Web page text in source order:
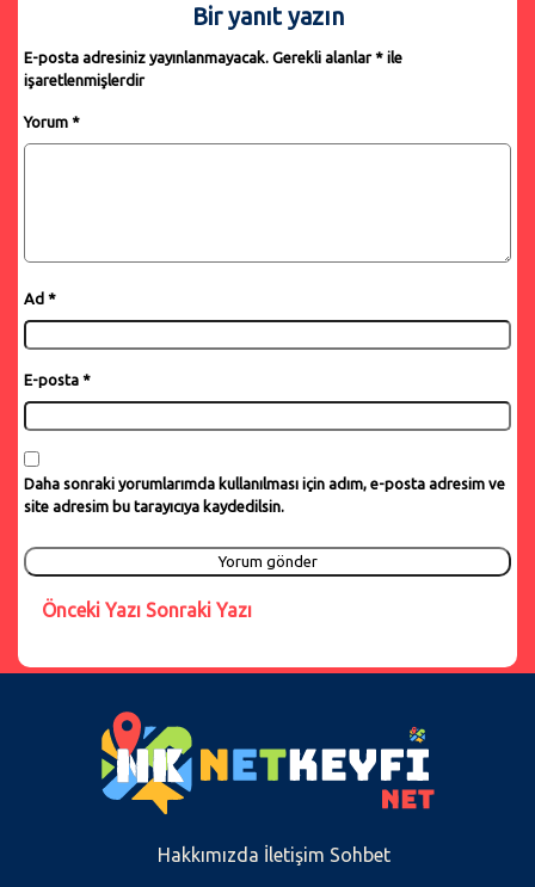
Bir yanıt yazın
E-posta adresiniz yayınlanmayacak. Gerekli alanlar* ile
işaretlenmişlerdir
Yorum *
Ad *
E-posta *
Daha sonraki yorumlarımda kullanılması için adım, e-posta adresim ve
site adresim bu tarayıcıya kaydedilsin.
Önceki Yazı Sonraki Yazı
Hakkımızda İletişim Sohbet